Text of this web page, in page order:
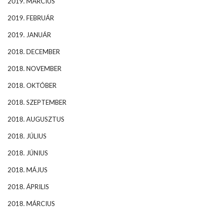
2019. FEBRUÁR
2019. JANUÁR
2018. DECEMBER
2018. NOVEMBER
2018. OKTÓBER
2018. SZEPTEMBER
2018. AUGUSZTUS
2018. JÚLIUS
2018. JÚNIUS
2018. MÁJUS
2018. ÁPRILIS
2018. MÁRCIUS